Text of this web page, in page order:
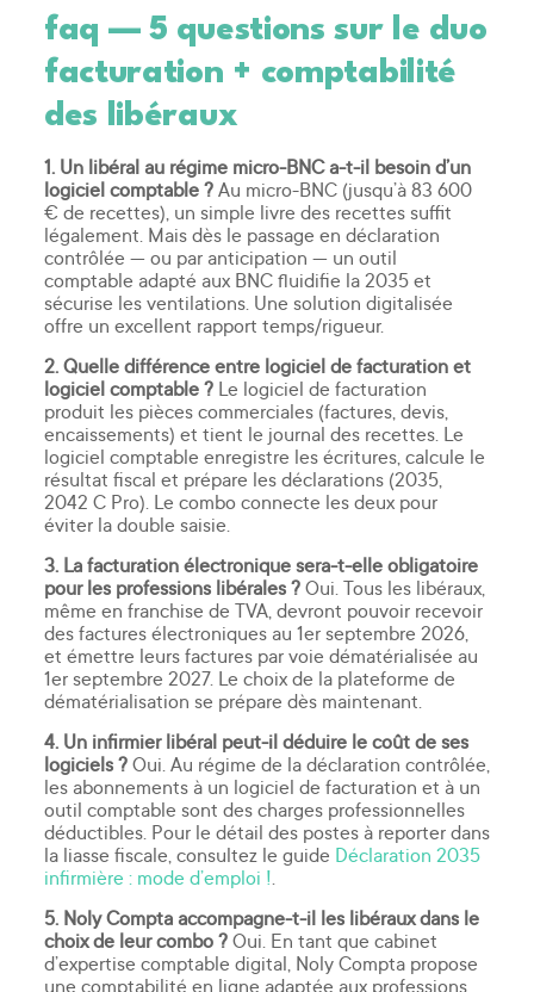
faq — 5 questions sur le duo
facturation + comptabilité
des libéraux
1. Un libéral au régime micro-BNC a-t-il besoin d’un
logiciel comptable ?Au micro-BNC (jusqu’à 83 600
€ de recettes), un simple livre des recettes suffit
légalement. Mais dès le passage en déclaration
contrôlée — ou par anticipation — un outil
comptable adapté aux BNC fluidifie la 2035 et
sécurise les ventilations. Une solution digitalisée
offre un excellent rapport temps/rigueur.
2. Quelle différence entre logiciel de facturation et
logiciel comptable ?Le logiciel de facturation
produit les pièces commerciales (factures, devis,
encaissements) et tient le journal des recettes. Le
logiciel comptable enregistre les écritures, calcule le
résultat fiscal et prépare les déclarations (2035,
2042 C Pro). Le combo connecte les deux pour
éviter la double saisie.
3. La facturation électronique sera-t-elle obligatoire
pour les professions libérales ?Oui. Tous les libéraux,
même en franchise de TVA, devront pouvoir recevoir
des factures électroniques au 1er septembre 2026,
et émettre leurs factures par voie dématérialisée au
1er septembre 2027. Le choix de la plateforme de
dématérialisation se prépare dès maintenant.
4. Un infirmier libéral peut-il déduire le coût de ses
logiciels ?Oui. Au régime de la déclaration contrôlée,
les abonnements à un logiciel de facturation et à un
outil comptable sont des charges professionnelles
déductibles. Pour le détail des postes à reporter dans
la liasse fiscale, consultez le guide Déclaration 2035
infirmière : mode d’emploi !.
5. Noly Compta accompagne-t-il les libéraux dans le
choix de leur combo ?Oui. En tant que cabinet
d’expertise comptable digital, Noly Compta propose
une comptabilité en ligne adaptée aux professions